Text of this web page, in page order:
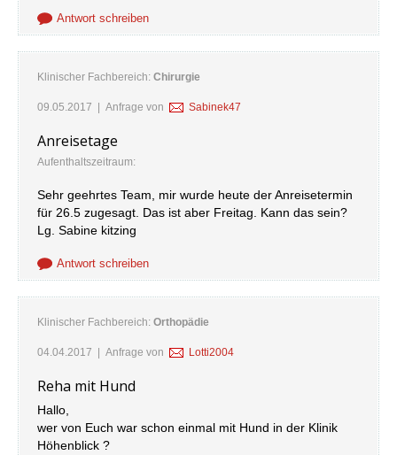
Antwort schreiben
Klinischer Fachbereich: Chirurgie
09.05.2017 | Anfrage von Sabinek47
Anreisetage
Aufenthaltszeitraum:
Sehr geehrtes Team, mir wurde heute der Anreisetermin
für 26.5 zugesagt. Das ist aber Freitag. Kann das sein?
Lg. Sabine kitzing
Antwort schreiben
Klinischer Fachbereich: Orthopädie
04.04.2017 | Anfrage von Lotti2004
Reha mit Hund
Hallo,
wer von Euch war schon einmal mit Hund in der Klinik
Höhenblick ?